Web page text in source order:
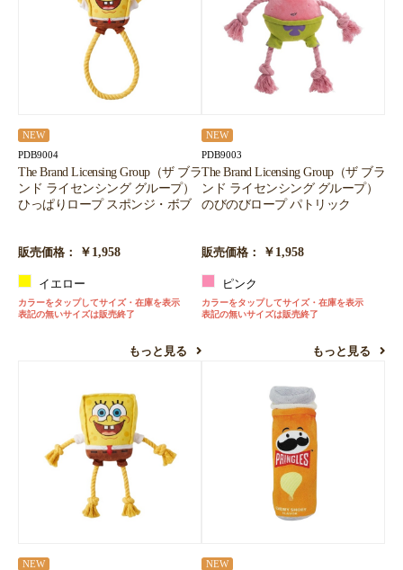
NEW
PDB9004
The Brand Licensing Group（ザ ブラ
ンド ライセンシング グループ）
ひっぱりロープ スポンジ・ボブ
販売価格： ￥1,958
イエロー
カラーをタップしてサイズ・在庫を表示
表記の無いサイズは販売終了
もっと見る
NEW
PDB9003
The Brand Licensing Group（ザ ブラ
ンド ライセンシング グループ）
のびのびロープ パトリック
販売価格： ￥1,958
ピンク
カラーをタップしてサイズ・在庫を表示
表記の無いサイズは販売終了
もっと見る
NEW NEW